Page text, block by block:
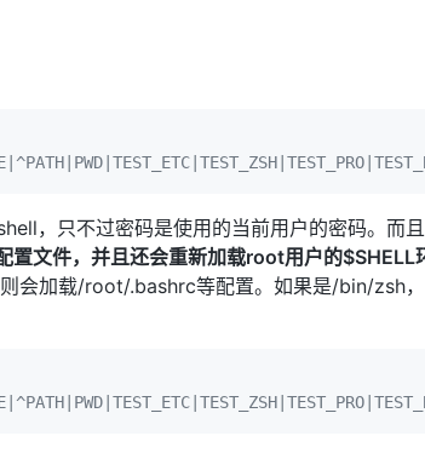
，只不过密码是使用的当前用户的密码。而
文件，并且还会重新加载root用户的$SHELL
会加载/root/.bashrc等配置。如果是/bin/zsh